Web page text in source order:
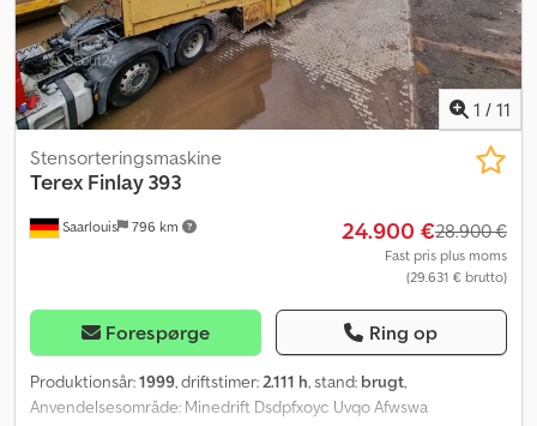
Yderligere oplysninger Kontakt Arjan Kamsteeg eller Rob Veldhuis
for yderligere information. = Yderligere muligheder og udstyr = -
ADR - Løfteaksel - Luftaffjedring - Skivebremser
1 / 11
Saarlouis 796 km
Stensorteringsmaskine
Terex Finlay 393
24.900 €28.900 €
Fast pris plus moms
(29.631 € brutto)
Forespørge Ring op
Produktionsår:1999, driftstimer: 2.111 h, stand: brugt,
Anvendelsesområde: Minedrift Dsdpfxoyc Uvqo Afwswa